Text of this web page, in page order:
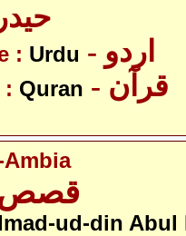
: Urdu - اردو
: Quran - قرآن
Ambia
ud-din Abul